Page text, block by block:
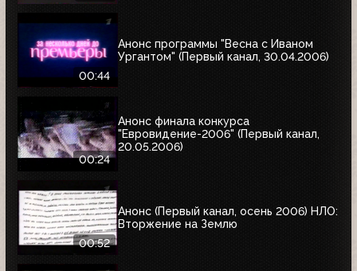
00:44
Анонс программы "Весна с Иваном
Ургантом" (Первый канал, 30.04.2006)
00:24
Анонс финала конкурса
"Евровидение-2006" (Первый канал,
20.05.2006)
00:52
Анонс (Первый канал, осень 2006) НЛО:
Вторжение на Землю